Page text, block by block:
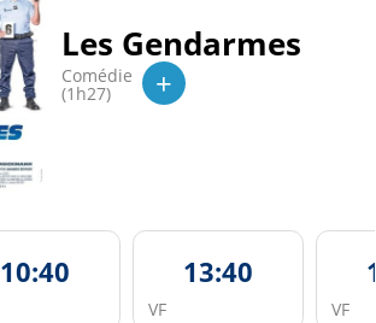
Les Gendarmes
Comédie
(1h27) +
10:40 13:40
VF VF